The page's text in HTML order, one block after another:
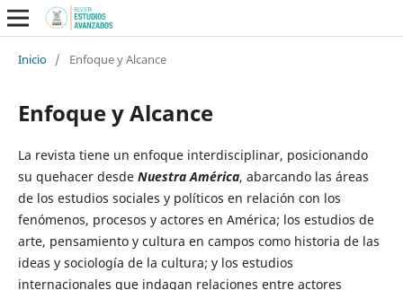
Inicio / Enfoque y Alcance
Enfoque y Alcance
La revista tiene un enfoque interdisciplinar, posicionando
su quehacer desde Nuestra América, abarcando las áreas
de los estudios sociales y políticos en relación con los
fenómenos, procesos y actores en América; los estudios de
arte, pensamiento y cultura en campos como historia de las
ideas y sociología de la cultura; y los estudios
internacionales que indagan relaciones entre actores